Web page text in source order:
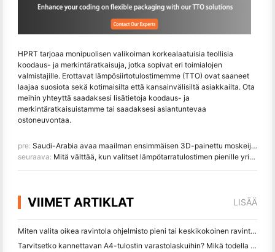
HPRT tarjoaa monipuolisen valikoiman korkealaatuisia teollisia
koodaus- ja merkintäratkaisuja, jotka sopivat eri toimialojen
valmistajille. Erottavat lämpösiirtotulostimemme (TTO) ovat saaneet
laajaa suosiota sekä kotimaisilta että kansainvälisiltä asiakkailta. Ota
meihin yhteyttä saadaksesi lisätietoja koodaus- ja
merkintäratkaisuistamme tai saadaksesi asiantuntevaa
ostoneuvontaa.
pre: Saudi-Arabia avaa maailman ensimmäisen 3D-painettu moskeijan Jeddassa
seuraava: Mitä välttää, kun valitset lämpötarratulostimen pienille yrityksille
VIIMET ARTIKLAT LISÄÄ
Miten valita oikea ravintola ohjelmisto pieni tai keskikokoinen ravintola
Tarvitsetko kannettavan A4-tulostin varastolaskuihin? Mikä todella toimii